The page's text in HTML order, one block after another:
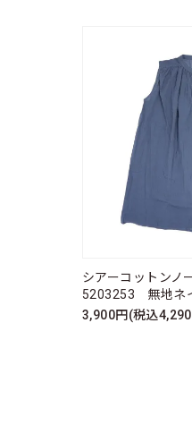
シアーコットン
5203253 無地
3,900円(税込